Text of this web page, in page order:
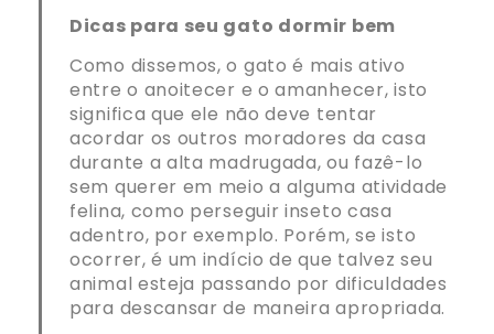
Dicas para seu gato dormir bem
Como dissemos, o gato é mais ativo
entre o anoitecer e o amanhecer, isto
significa que ele não deve tentar
acordar os outros moradores da casa
durante a alta madrugada, ou fazê-lo
sem querer em meio a alguma atividade
felina, como perseguir inseto casa
adentro, por exemplo. Porém, se isto
ocorrer, é um indício de que talvez seu
animal esteja passando por dificuldades
para descansar de maneira apropriada.